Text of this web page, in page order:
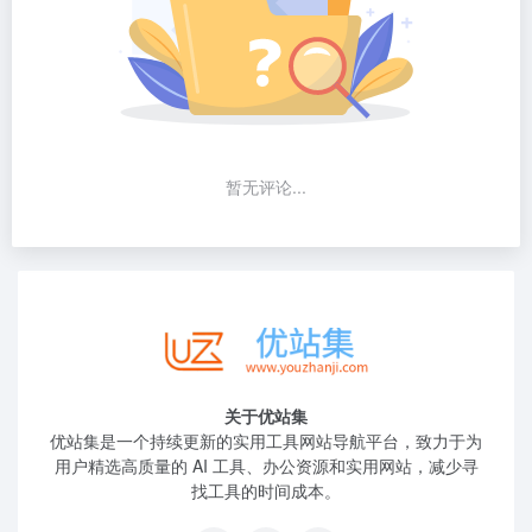
暂无评论...
关于优站集
优站集是一个持续更新的实用工具网站导航平台，致力于为
用户精选高质量的 AI 工具、办公资源和实用网站，减少寻
找工具的时间成本。